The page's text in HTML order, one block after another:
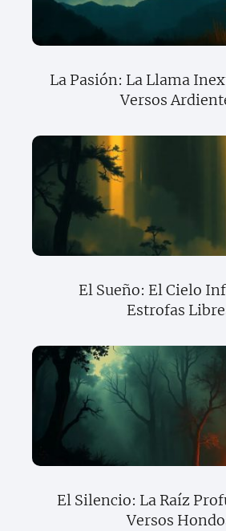
La Pasión: La Llama
Versos
El Sueño: El Cielo
Estrofas
El Silencio: La Raíz
Versos